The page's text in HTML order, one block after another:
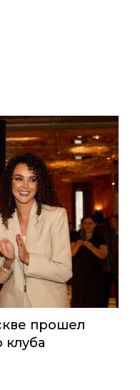
прошел
клуба